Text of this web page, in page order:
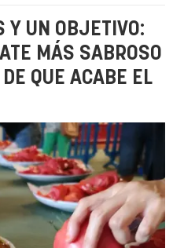
Y UN OBJETIVO:
MÁS SABROSO
QUE ACABE EL